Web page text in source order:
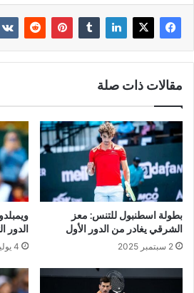
مقالات ذات صلة
بطولة اسطنبول للتنس: معز
الشرقي يغادر من الدور الأول
2 سبتمبر 2025
الدور
4 يوليو 2024